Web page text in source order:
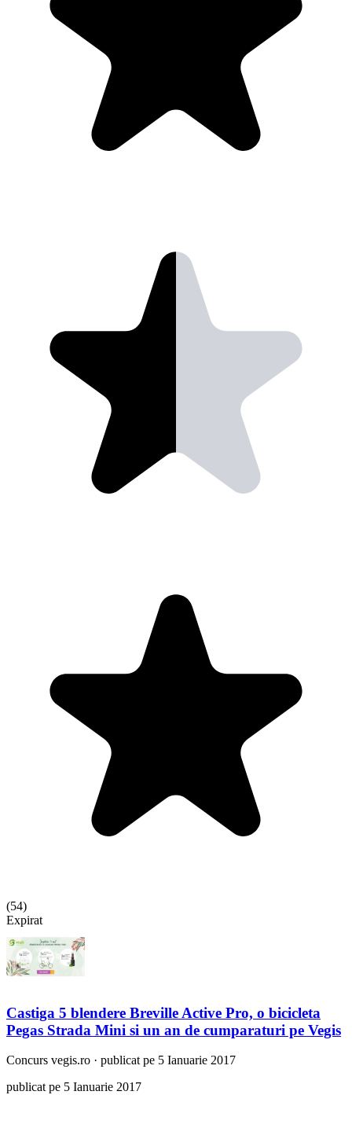
(54)
Expirat
Castiga 5 blendere Breville Active Pro, o bicicleta
Pegas Strada Mini si un an de cumparaturi pe Vegis
Concurs vegis.ro · publicat pe 5 Ianuarie 2017
publicat pe 5 Ianuarie 2017